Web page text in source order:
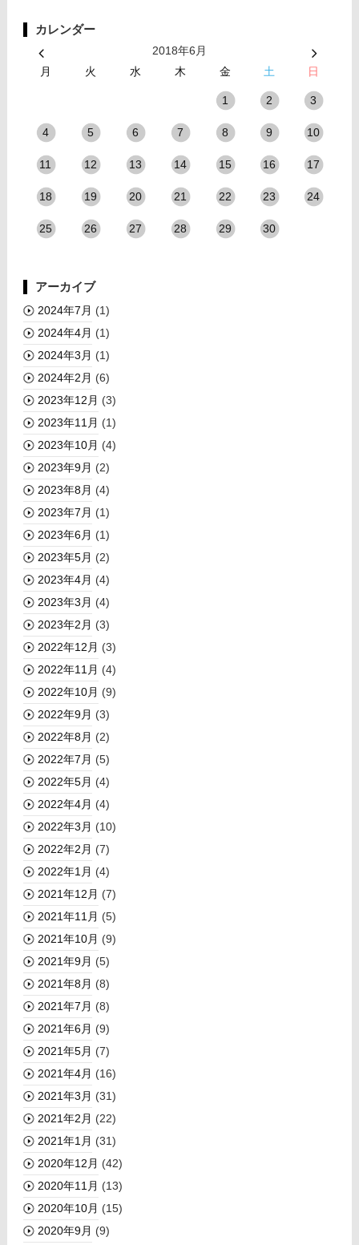
カレンダー
2018年6月
月
火 水 木 金 土 日
1 2 3
4 5 6 7 8 9 10
11 12 13 14 15 16 17
18 19 20 21 22 23 24
25 26 27 28 29 30
アーカイブ
2024年7月 (1)
2024年4月 (1)
2024年3月 (1)
2024年2月 (6)
2023年12月 (3)
2023年11月 (1)
2023年10月 (4)
2023年9月 (2)
2023年8月 (4)
2023年7月 (1)
2023年6月 (1)
2023年5月 (2)
2023年4月 (4)
2023年3月 (4)
2023年2月 (3)
2022年12月 (3)
2022年11月 (4)
2022年10月 (9)
2022年9月 (3)
2022年8月 (2)
2022年7月 (5)
2022年5月 (4)
2022年4月 (4)
2022年3月 (10)
2022年2月 (7)
2022年1月 (4)
2021年12月 (7)
2021年11月 (5)
2021年10月 (9)
2021年9月 (5)
2021年8月 (8)
2021年7月 (8)
2021年6月 (9)
2021年5月 (7)
2021年4月 (16)
2021年3月 (31)
2021年2月 (22)
2021年1月 (31)
2020年12月 (42)
2020年11月 (13)
2020年10月 (15)
2020年9月 (9)